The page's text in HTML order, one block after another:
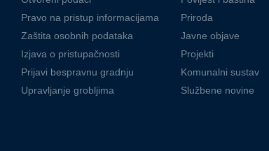
Pravo na pristup informacijama
Zaštita osobnih podataka
Izjava o pristupačnosti
Prijavi bespravnu gradnju
Upravljanje grobljima
Priroda
Javne objave
Projekti
Komunalni sustav
Službene novine